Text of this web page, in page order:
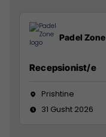
Padel Zone
Recepsionist/e
Prishtine
31 Gusht 2026